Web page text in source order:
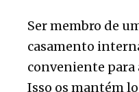
Ser membro de
casamento
conveniente para
Isso os mantém